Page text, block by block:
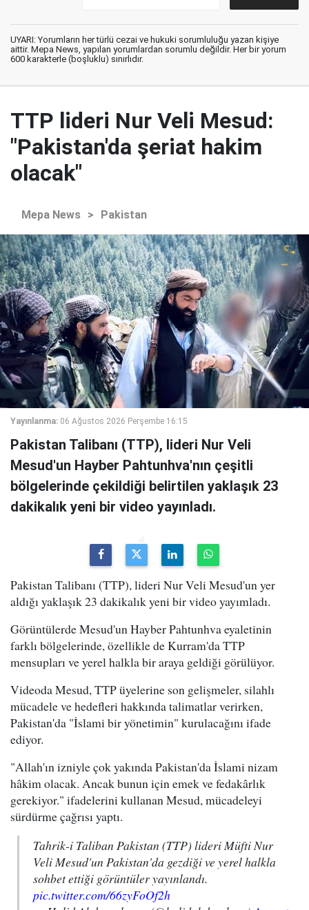
UYARI: Yorumların her türlü cezai ve hukuki sorumluluğu yazan kişiye
aittir. Mepa News, yapılan yorumlardan sorumlu değildir. Her bir yorum
600 karakterle (boşluklu) sınırlıdır.
TTP lideri Nur Veli Mesud:
"Pakistan'da şeriat hakim
olacak"
Mepa News > Pakistan
Yayınlanma: 06 Ağustos 2026 Perşembe 16:15
Pakistan Talibanı (TTP), lideri Nur Veli
Mesud'un Hayber Pahtunhva'nın çeşitli
bölgelerinde çekildiği belirtilen yaklaşık 23
dakikalık yeni bir video yayınladı.
Pakistan Talibanı (TTP), lideri Nur Veli Mesud'un yer
aldığı yaklaşık 23 dakikalık yeni bir video yayımladı.
Görüntülerde Mesud'un Hayber Pahtunhva eyaletinin
farklı bölgelerinde, özellikle de Kurram'da TTP
mensupları ve yerel halkla bir araya geldiği görülüyor.
Videoda Mesud, TTP üyelerine son gelişmeler, silahlı
mücadele ve hedefleri hakkında talimatlar verirken,
Pakistan'da "İslami bir yönetimin" kurulacağını ifade
ediyor.
"Allah'ın izniyle çok yakında Pakistan'da İslami nizam
hâkim olacak. Ancak bunun için emek ve fedakârlık
gerekiyor." ifadelerini kullanan Mesud, mücadeleyi
sürdürme çağrısı yaptı.
Tahrik-i Taliban Pakistan (TTP) lideri Müfti Nur
Veli Mesud'un Pakistan'da gezdiği ve yerel halkla
sohbet ettiği görüntüler yayınlandı.
pic.twitter.com/66zyFoOf2h